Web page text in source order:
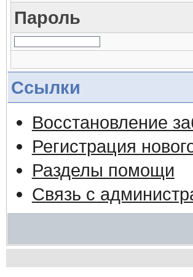
Пароль
Ссылки
Восстановление
Регистрация
Разделы помощи
Связь с